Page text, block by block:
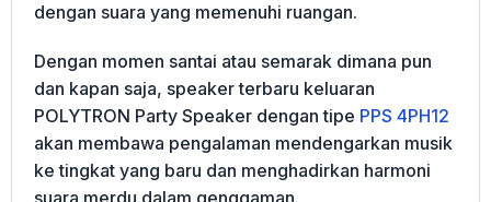
dengan suara yang memenuhi ruangan.
Dengan momen santai atau semarak dimana pun
dan kapan saja, speaker terbaru keluaran
POLYTRON Party Speaker dengan tipe PPS 4PH12
akan membawa pengalaman mendengarkan musik
ke tingkat yang baru dan menghadirkan harmoni